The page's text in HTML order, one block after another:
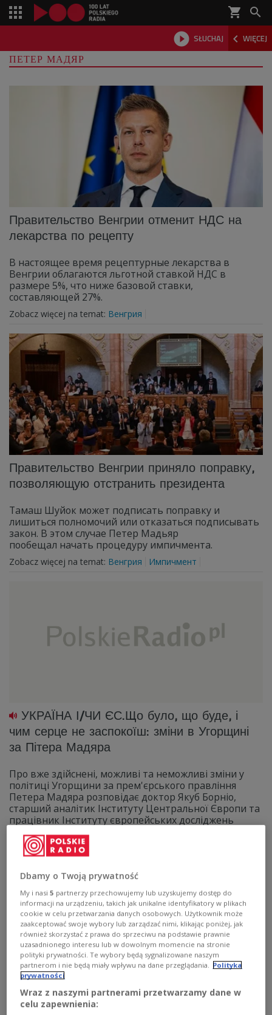
shopping_cart 
 SŁUCHAJ  WIĘCEJ

ПЕТЕР МАДЯР
Правительство Венгрии отменит НДС на
лекарства по рецепту
В настоящее время рецептурные лекарства в
Венгрии облагаются льготной ставкой НДС в
размере 5%, что ниже базовой ставки,
составляющей 27%.
Zobacz więcej na temat: Венгрия
Правительство Венгрии приняло поправку,
позволяющую отстранить президента
Тамаш Шуйок может подписать поправку и
лишиться полномочий или отказаться подписывать
закон. В этом случае Петер Мадьяр
пообещал начать процедуру импичмента.
Zobacz więcej na temat: Венгрия Импичмент
УКРАЇНА І/ЧИ ЄС.Що було, що буде, і
чим серце не заспокоїш: зміни в Угорщині
за Пітера Мадяра
Про вже здійснені, можливі та неможливі зміни у
політиці Угорщини за прем'єрського правління
Петера Мадяра розповідає доктор Якуб Борніо,
старший аналітик Інституту Центральної Європи та
працівник Інституту європейських досліджень
Вроцлавського університету у передачі Сніжани
Чернюк "Україна і/чи ЄС".
Zobacz więcej na temat:
Сніжана Чернюк
Dbamy o Twoją prywatność
My i nasi5 partnerzy przechowujemy lub uzyskujemy dostęp do
informacji na urządzeniu, takich jak unikalne identyfikatory w plikach
cookie w celu przetwarzania danych osobowych. Użytkownik może
zaakceptować swoje wybory lub zarządzać nimi, klikając poniżej, jak
również skorzystać z prawa do sprzeciwu na podstawie prawnie
uzasadnionego interesu lub w dowolnym momencie na stronie
polityki prywatności. Te wybory będą sygnalizowane naszym
partnerom i nie będą miały wpływu na dane przeglądania. Polityka
prywatności
Wraz z naszymi partnerami przetwarzamy dane w
celu zapewnienia: